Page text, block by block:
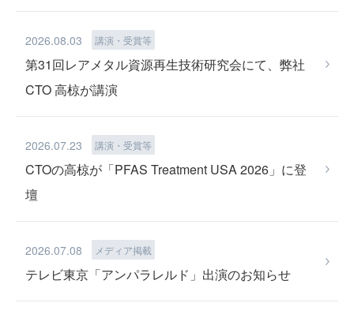
TECHNOLOGY
PFAS REMOVAL
2026.08.03 講演・受賞等
第31回レアメタル資源再生技術研究会にて、弊社
CTO 高椋が講演
2026.07.23 講演・受賞等
CTOの高椋が「PFAS Treatment USA 2026」に登
壇
2026.07.08 メディア掲載
テレビ東京「アンパラレルド」出演のお知らせ